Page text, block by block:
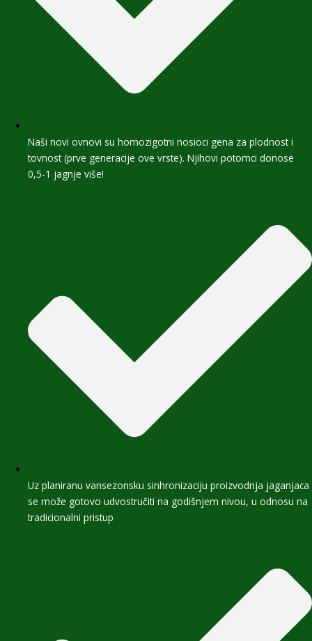
Naši novi ovnovi su homozigotni nosioci gena za plodnost i
tovnost (prve generacije ove vrste). Njihovi potomci donose
0,5-1 jagnje više!
Uz planiranu vansezonsku sinhronizaciju proizvodnja jaganjaca
se može gotovo udvostručiti na godišnjem nivou, u odnosu na
tradicionalni pristup